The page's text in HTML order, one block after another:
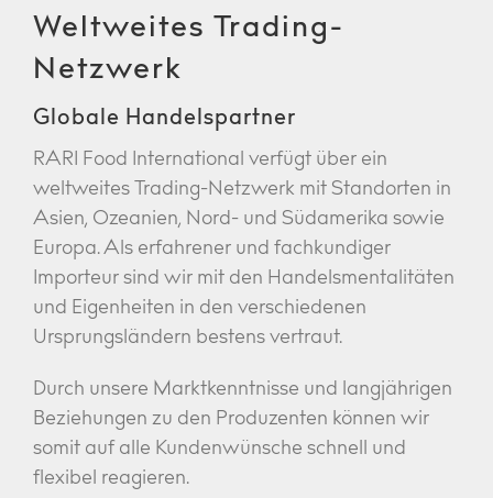
Weltweites Trading-
Netzwerk
Globale Handelspartner
RARI Food International verfügt über ein
weltweites Trading-Netzwerk mit Standorten in
Asien, Ozeanien, Nord- und Südamerika sowie
Europa. Als erfahrener und fachkundiger
Importeur sind wir mit den Handelsmentalitäten
und Eigenheiten in den verschiedenen
Ursprungsländern bestens vertraut.
Durch unsere Marktkenntnisse und langjährigen
Beziehungen zu den Produzenten können wir
somit auf alle Kundenwünsche schnell und
flexibel reagieren.